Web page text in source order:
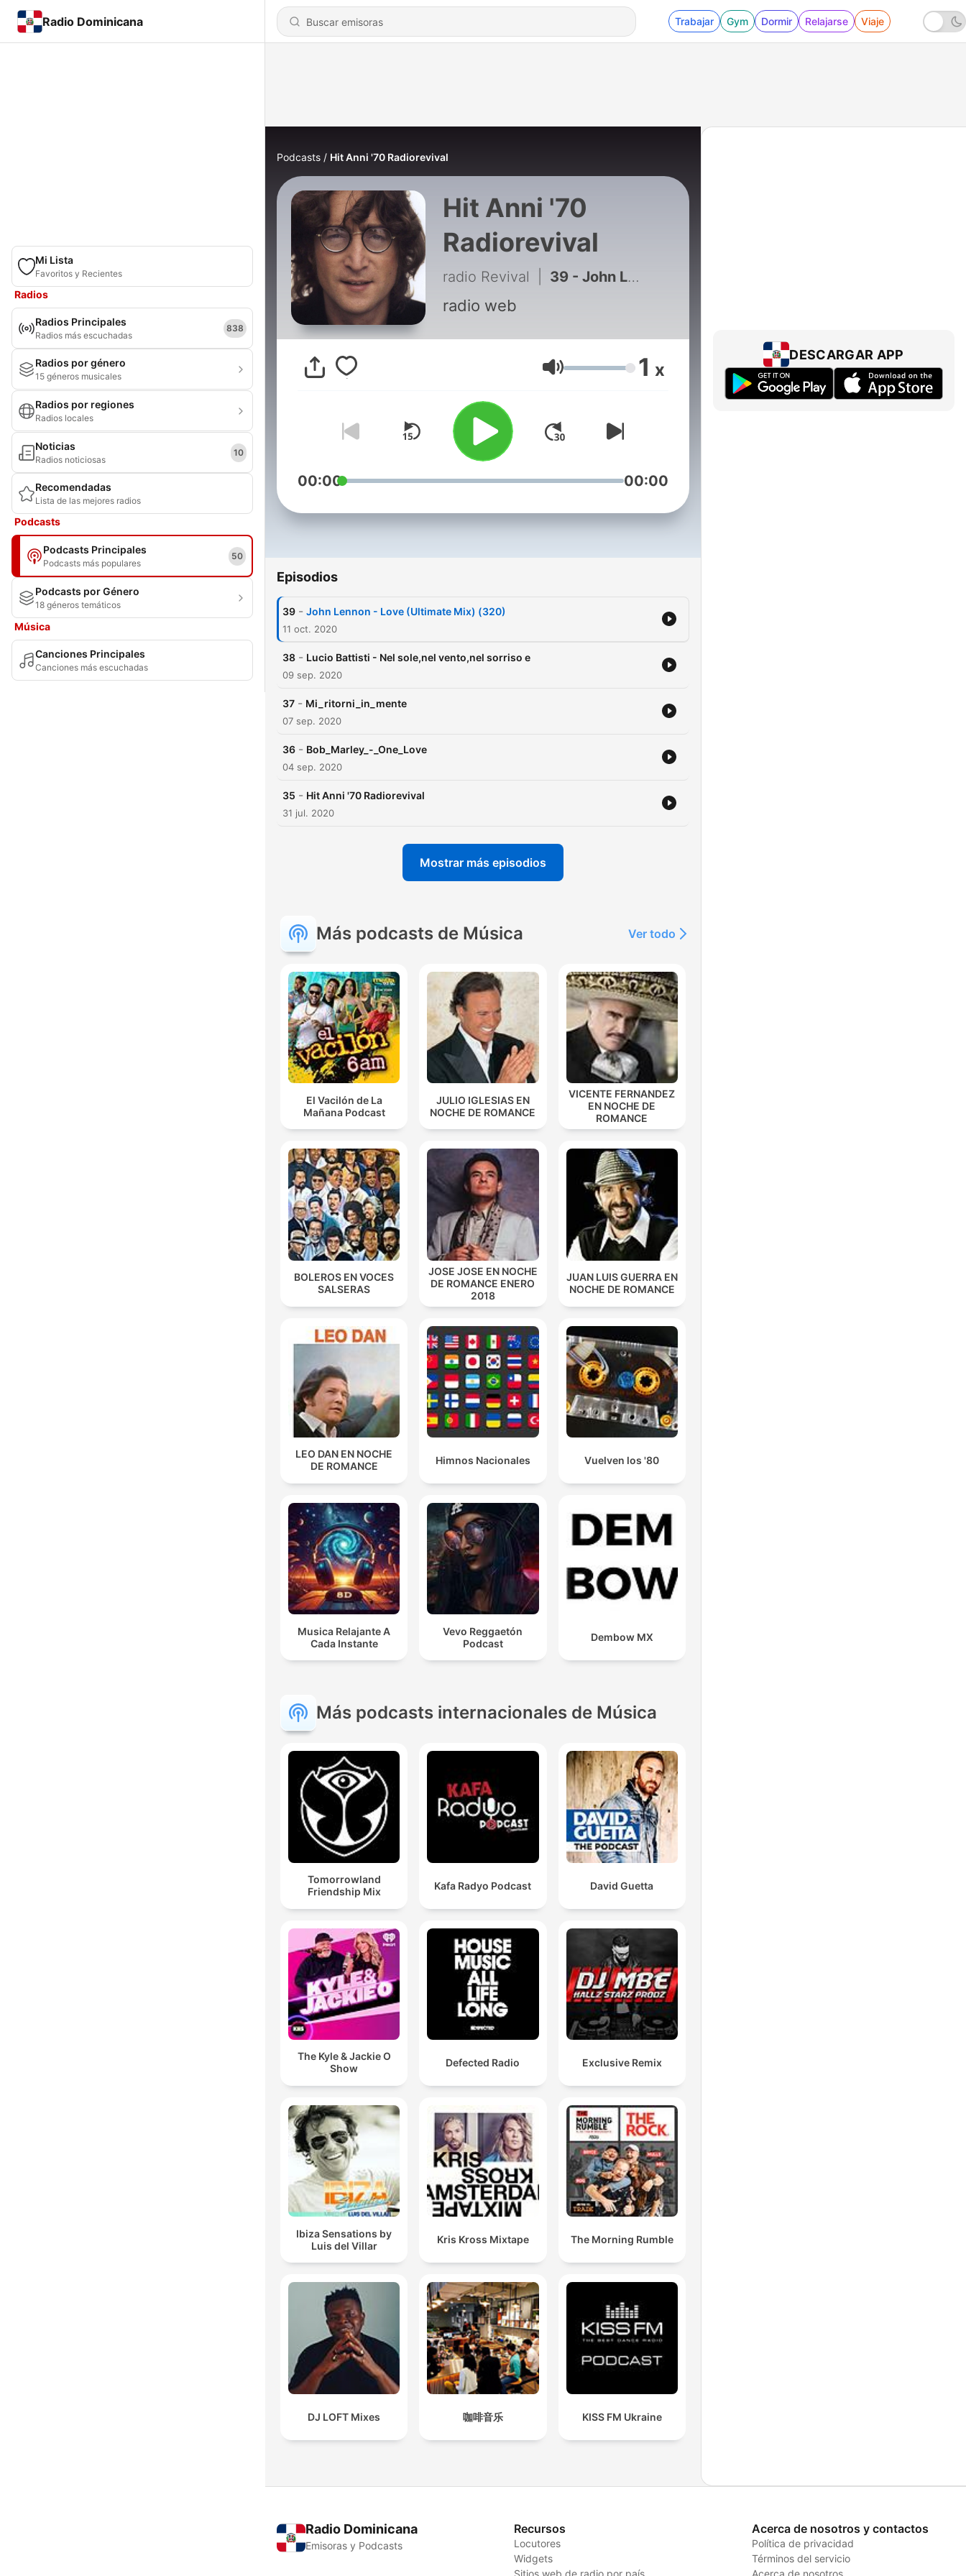
Radio Dominicana Trabajar Gym Dormir Relajarse Viaje
Mi Lista
Favoritos y Recientes
Radios
Radios Principales
Radios más escuchadas
838
Radios por género
15 géneros musicales
Radios por regiones
Radios locales
Noticias
Radios noticiosas
10
Recomendadas
Lista de las mejores radios
Podcasts
Podcasts Principales
Podcasts más populares
50
Podcasts por Género
18 géneros temáticos
Música
Canciones Principales
Canciones más escuchadas
Podcasts Hit Anni '70 Radiorevival
Hit Anni '70
Radiorevival
radio Revival 39 - John Lennon - Love (Ultimate Mix) (320)
radio web
Volumen 1 x
00:00 00:00
Episodios
39 - John Lennon - Love (Ultimate Mix) (320)
11 oct. 2020
38 - Lucio Battisti - Nel sole,nel vento,nel sorriso e
09 sep. 2020
37 - Mi_ritorni_in_mente
07 sep. 2020
36 - Bob_Marley_-_One_Love
04 sep. 2020
35 - Hit Anni '70 Radiorevival
31 jul. 2020
Mostrar más episodios
Más podcasts de Música Ver todo
El Vacilón de La
Mañana Podcast
JULIO IGLESIAS EN
NOCHE DE ROMANCE
VICENTE FERNANDEZ
EN NOCHE DE
ROMANCE
BOLEROS EN VOCES
SALSERAS
JOSE JOSE EN NOCHE
DE ROMANCE ENERO
2018
JUAN LUIS GUERRA EN
NOCHE DE ROMANCE
LEO DAN EN NOCHE
DE ROMANCE
Himnos Nacionales Vuelven los '80
Musica Relajante A
Cada Instante
Vevo Reggaetón
Podcast
Dembow MX
Más podcasts internacionales de Música
Tomorrowland
Friendship Mix
Kafa Radyo Podcast David Guetta
The Kyle & Jackie O
Show
Defected Radio Exclusive Remix
Ibiza Sensations by
Luis del Villar
Kris Kross Mixtape The Morning Rumble
DJ LOFT Mixes 咖啡音乐 KISS FM Ukraine
DESCARGAR APP
Radio Dominicana
Emisoras y Podcasts
Recursos
Locutores
Widgets
Sitios web de radio por país
Acerca de nosotros y contactos
Política de privacidad
Términos del servicio
Acerca de nosotros